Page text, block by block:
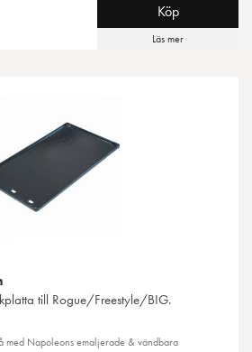
Köp
Läs mer
till Rogue/Freestyle/BIG.
med Napoleons emaljerade & vändbara